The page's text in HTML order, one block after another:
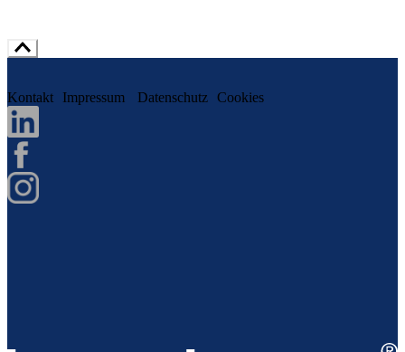
Kontakt Impressum Datenschutz Cookies